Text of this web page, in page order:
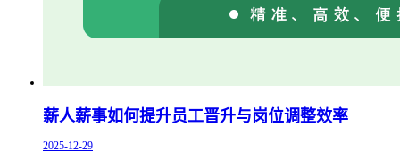
薪人薪事如何提升员工晋升与岗位调整效率
2025-12-29